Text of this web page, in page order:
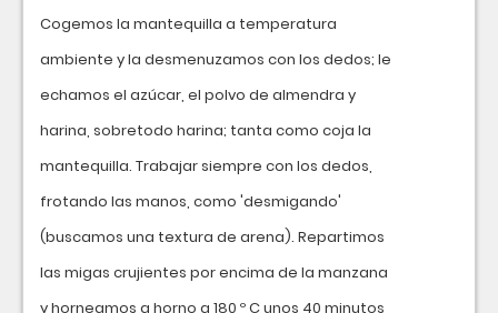
Cogemos la mantequilla a temperatura
ambiente y la desmenuzamos con los dedos; le
echamos el azúcar, el polvo de almendra y
harina, sobretodo harina; tanta como coja la
mantequilla. Trabajar siempre con los dedos,
frotando las manos, como 'desmigando'
(buscamos una textura de arena). Repartimos
las migas crujientes por encima de la manzana
y horneamos a horno a 180 º C unos 40 minutos